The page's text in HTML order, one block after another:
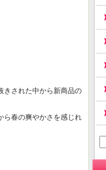
きされた中から新商品の
ら春の爽やかさを感じれ